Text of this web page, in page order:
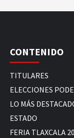
CONTENIDO
TITULARES
ELECCIONES
LO MÁS
ESTADO
FERIA TLAXCALA